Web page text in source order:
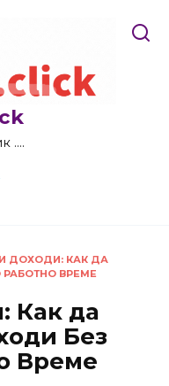
….
ДОХОДИ: КАК ДА
РАБОТНО ВРЕМЕ
Как да
Без
Време